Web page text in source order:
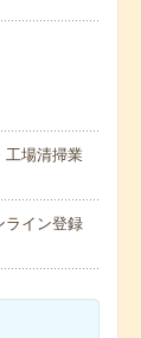
工場清掃業
ライン登録